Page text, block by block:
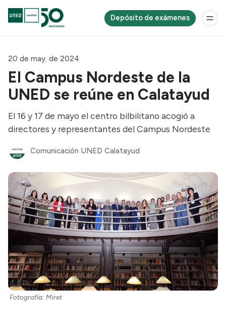
Depósito de exámenes
20 de may. de 2024
El Campus Nordeste de la
UNED se reúne en Calatayud
El 16 y 17 de mayo el centro bilbilitano acogió a
directores y representantes del Campus Nordeste
Comunicación UNED Calatayud
Fotografía: Miret